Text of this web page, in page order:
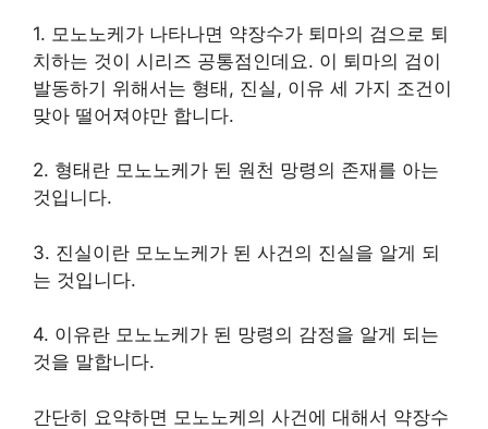
1. 모노노케가 나타나면 약장수가 퇴마의 검으로 퇴
치하는 것이 시리즈 공통점인데요. 이 퇴마의 검이
발동하기 위해서는 형태, 진실, 이유 세 가지 조건이
맞아 떨어져야만 합니다.
2. 형태란 모노노케가 된 원천 망령의 존재를 아는
것입니다.
3. 진실이란 모노노케가 된 사건의 진실을 알게 되
는 것입니다.
4. 이유란 모노노케가 된 망령의 감정을 알게 되는
것을 말합니다.
간단히 요약하면 모노노케의 사건에 대해서 약장수